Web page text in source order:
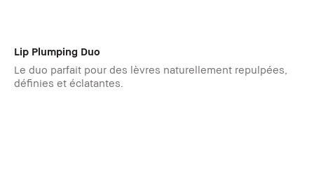
Lip Plumping Duo
Le duo parfait pour des lèvres naturellement repulpées,
définies et éclatantes.